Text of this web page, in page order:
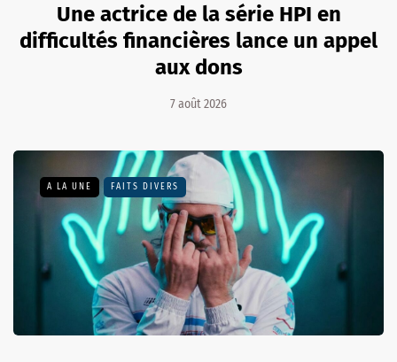
Une actrice de la série HPI en
difficultés financières lance un appel
aux dons
7 août 2026
A LA UNE FAITS DIVERS